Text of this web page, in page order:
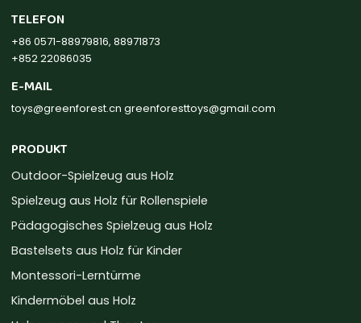
TELEFON
+86 0571-88979816, 88971873
+852 22086035
E-MAIL
toys@greenforest.cn greenforesttoys@gmail.com
PRODUKT
Outdoor-Spielzeug aus Holz
Spielzeug aus Holz für Rollenspiele
Pädagogisches Spielzeug aus Holz
Bastelsets aus Holz für Kinder
Montessori-Lerntürme
Kindermöbel aus Holz